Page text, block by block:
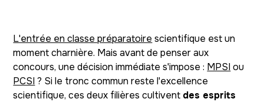
L'entrée en classe préparatoire scientifique est un
moment charnière. Mais avant de penser aux
concours, une décision immédiate s'impose : MPSIou
PCSI? Si le tronc commun reste l'excellence
scientifique, ces deux filières cultivent des esprits